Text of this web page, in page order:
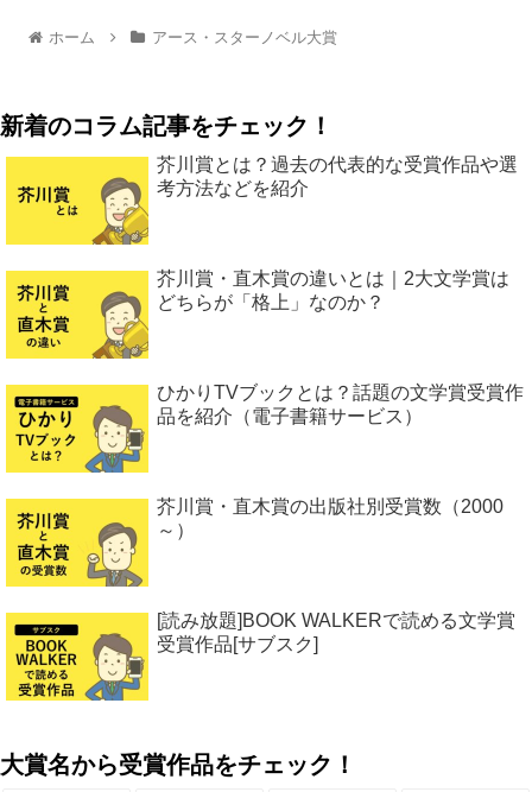
ホーム アース・スターノベル大賞
新着のコラム記事をチェック！
芥川賞とは？過去の代表的な受賞作品や選
考方法などを紹介
芥川賞・直木賞の違いとは｜2大文学賞は
どちらが「格上」なのか？
ひかりTVブックとは？話題の文学賞受賞作
品を紹介（電子書籍サービス）
芥川賞・直木賞の出版社別受賞数（2000
～）
[読み放題]BOOK WALKERで読める文学賞
受賞作品[サブスク]
大賞名から受賞作品をチェック！